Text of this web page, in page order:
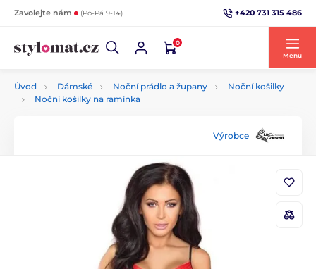
Zavolejte nám (Po-Pá 9-14) +420 731 315 486
0
Menu
Úvod Dámské Noční prádlo a župany
Noční košilky
Noční košilky na ramínka
Výrobce